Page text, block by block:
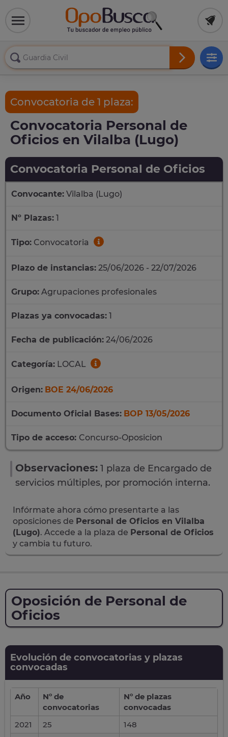
Convocatoria de 1 plaza:
Convocatoria Personal de
Oficios en Vilalba (Lugo)
Convocatoria Personal de Oficios
Convocante: Vilalba (Lugo)
Nº Plazas: 1
Tipo: Convocatoria
Plazo de instancias: 25/06/2026 - 22/07/2026
Grupo: Agrupaciones profesionales
Plazas ya convocadas: 1
Fecha de publicación: 24/06/2026
Categoría: LOCAL
Origen: BOE 24/06/2026
Documento Oficial Bases: BOP 13/05/2026
Tipo de acceso: Concurso-Oposicion
Observaciones: 1 plaza de Encargado de
servicios múltiples, por promoción interna.
Infórmate ahora cómo presentarte a las
oposiciones de Personal de Oficios en Vilalba
(Lugo). Accede a la plaza de Personal de Oficios
y cambia tu futuro.
Oposición de Personal de
Oficios
Evolución de convocatorias y plazas
convocadas
Año
Nº de
convocatorias
Nº de plazas
convocadas
2021
25
148